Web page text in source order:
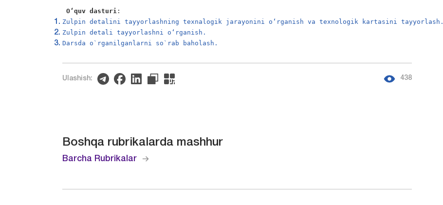
O‘quv dasturi :
Zulpin detalini tayyorlashning texnalogik jarayonini o‘rganish va texnologik kartasini tayyorlash.
Zulpin detali tayyorlashni o‘rganish.
Darsda o`rganilganlarni so`rab baholash.
Ulashish: 438
Boshqa rubrikalarda mashhur
Barcha Rubrikalar